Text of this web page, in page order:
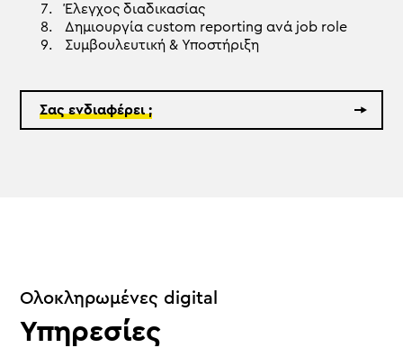
Έλεγχος διαδικασίας
Δημιουργία custom reporting ανά job role
Συμβουλευτική & Υποστήριξη
Σας ενδιαφέρει ;
Ολοκληρωμένες digital
Υπηρεσίες